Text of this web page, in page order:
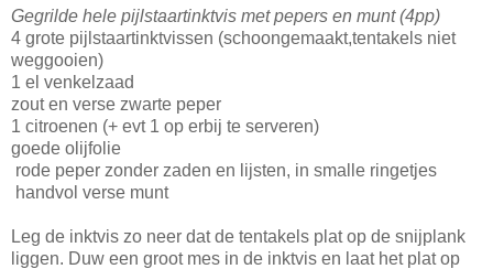
Gegrilde hele pijlstaartinktvis met pepers en munt (4pp)
4 grote pijlstaartinktvissen (schoongemaakt,tentakels niet
weggooien)
1 el venkelzaad
zout en verse zwarte peper
1 citroenen (+ evt 1 op erbij te serveren)
goede olijfolie
rode peper zonder zaden en lijsten, in smalle ringetjes
handvol verse munt
Leg de inktvis zo neer dat de tentakels plat op de snijplank
liggen. Duw een groot mes in de inktvis en laat het plat op